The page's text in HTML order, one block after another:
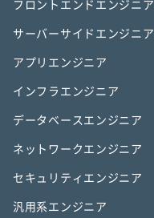
フロントエンドエンジニア
サーバーサイドエンジニア
アプリエンジニア
インフラエンジニア
データベースエンジニア
ネットワークエンジニア
セキュリティエンジニア
汎用系エンジニア